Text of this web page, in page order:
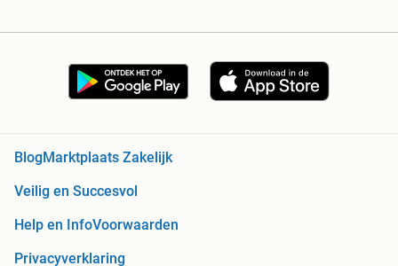
BlogMarktplaats Zakelijk
Veilig en Succesvol
Help en InfoVoorwaarden
Privacyverklaring